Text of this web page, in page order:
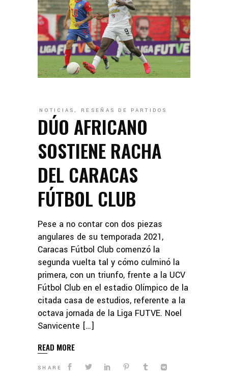
NOTICIAS , RESEÑAS DE PARTIDOS
DÚO AFRICANO
SOSTIENE RACHA
DEL CARACAS
FÚTBOL CLUB
Pese a no contar con dos piezas
angulares de su temporada 2021,
Caracas Fútbol Club comenzó la
segunda vuelta tal y cómo culminó la
primera, con un triunfo, frente a la UCV
Fútbol Club en el estadio Olímpico de la
citada casa de estudios, referente a la
octava jornada de la Liga FUTVE. Noel
Sanvicente […]
READ MORE
SHARE